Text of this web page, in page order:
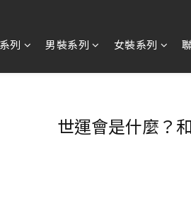
列 男裝系列 女裝系列
世運會是什麼？